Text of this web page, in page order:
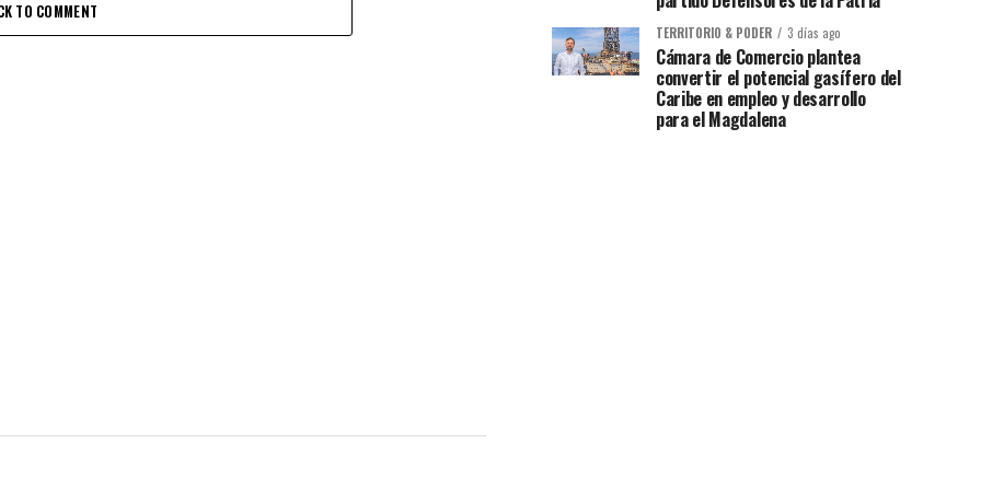
TO COMMENT
TERRITORIO & PODER 3 días ago
Cámara de Comercio plantea
convertir el potencial gasífero del
Caribe en empleo y desarrollo
para el Magdalena